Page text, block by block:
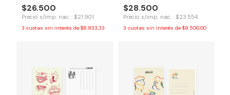
$26.500
Precio s/imp. nac. : $21.901
3 cuotas sin interés de $8.833,33
$28.500
Precio s/imp. nac. : $23.554
3 cuotas sin interés de $9.500,00